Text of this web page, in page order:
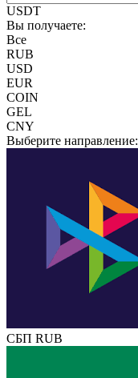
USDT
Вы получаете:
Все
RUB
USD
EUR
COIN
GEL
CNY
Выберите направление:
СБП RUB